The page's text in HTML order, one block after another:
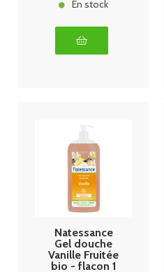
En stock
Natessance
Gel douche
Vanille Fruitée
bio - flacon 1